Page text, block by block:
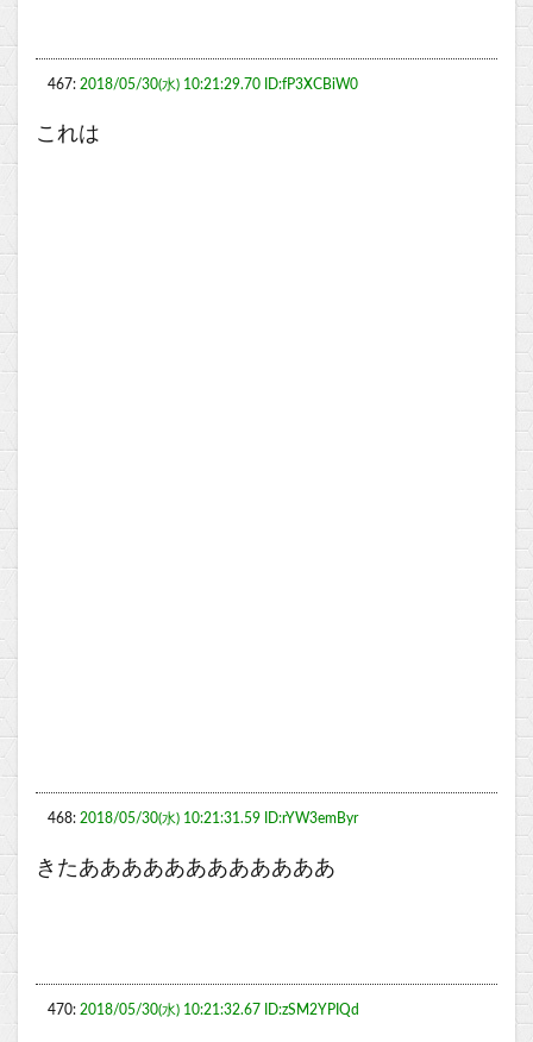
467: 2018/05/30(水) 10:21:29.70 ID:fP3XCBiW0
これは
468: 2018/05/30(水) 10:21:31.59 ID:rYW3emByr
きたああああああああああああ
470: 2018/05/30(水) 10:21:32.67 ID:zSM2YPIQd